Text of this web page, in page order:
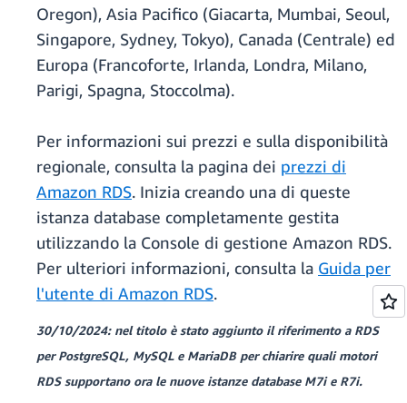
Oregon), Asia Pacifico (Giacarta, Mumbai, Seoul,
Singapore, Sydney, Tokyo), Canada (Centrale) ed
Europa (Francoforte, Irlanda, Londra, Milano,
Parigi, Spagna, Stoccolma).
Per informazioni sui prezzi e sulla disponibilità
regionale, consulta la pagina dei prezzi di
Amazon RDS. Inizia creando una di queste
istanza database completamente gestita
utilizzando la Console di gestione Amazon RDS.
Per ulteriori informazioni, consulta la Guida per
l'utente di Amazon RDS.
30/10/2024: nel titolo è stato aggiunto il riferimento a RDS
per PostgreSQL, MySQL e MariaDB per chiarire quali motori
RDS supportano ora le nuove istanze database M7i e R7i.